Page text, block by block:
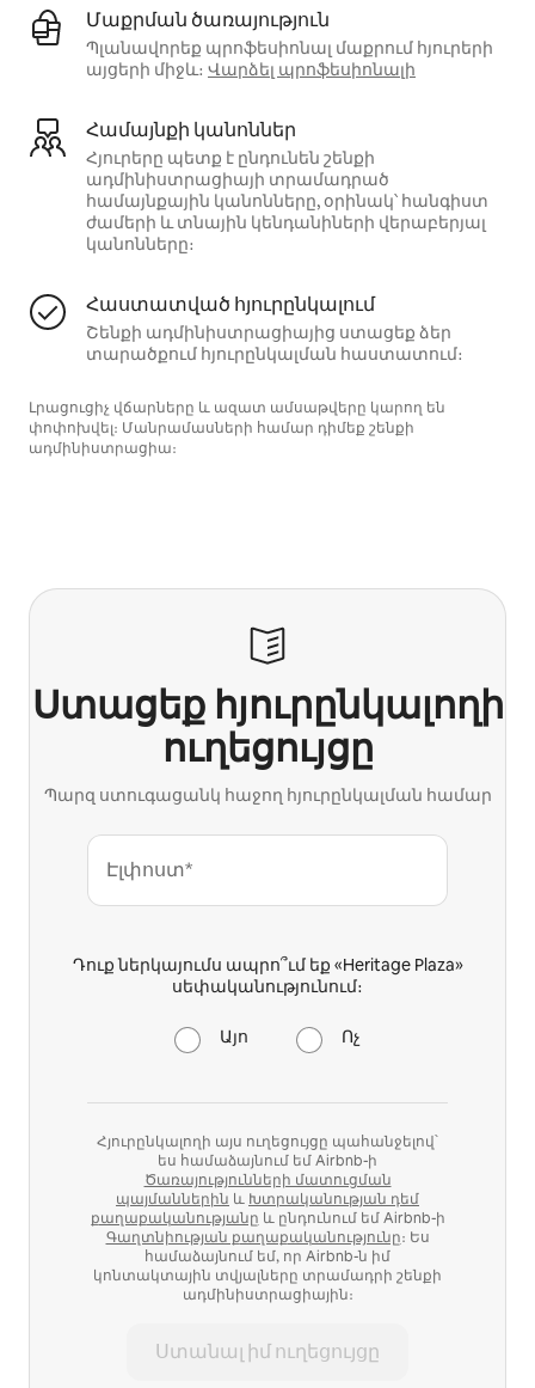
Մաքրման ծառայություն
Պլանավորեք պրոֆեսիոնալ մաքրում հյուրերի
այցերի միջև։ Վարձել պրոֆեսիոնալի
Համայնքի կանոններ
Հյուրերը պետք է ընդունեն շենքի
ադմինիստրացիայի տրամադրած
համայնքային կանոնները, օրինակ՝ հանգիստ
ժամերի և տնային կենդանիների վերաբերյալ
կանոնները։
Հաստատված հյուրընկալում
Շենքի ադմինիստրացիայից ստացեք ձեր
տարածքում հյուրընկալման հաստատում։
Լրացուցիչ վճարները և ազատ ամսաթվերը կարող են
փոփոխվել։ Մանրամասների համար դիմեք շենքի
ադմինիստրացիա։
Ստացեք հյուրընկալողի
ուղեցույցը
Պարզ ստուգացանկ հաջող հյուրընկալման համար
Էլփոստ*
Դուք ներկայումս ապրո՞ւմ եք «Heritage Plaza»
սեփականությունում։
Այո Ոչ
Հյուրընկալողի այս ուղեցույցը պահանջելով՝
ես համաձայնում եմ Airbnb-ի
Ծառայությունների մատուցման
պայմաններին և Խտրականության դեմ
քաղաքականությանը և ընդունում եմ Airbnb-ի
Գաղտնիության քաղաքականությունը։ Ես
համաձայնում եմ, որ Airbnb-ն իմ
կոնտակտային տվյալները տրամադրի շենքի
ադմինիստրացիային։
Ստանալ իմ ուղեցույցը